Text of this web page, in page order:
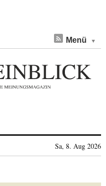
Menü
Sa, 8. Aug 2026